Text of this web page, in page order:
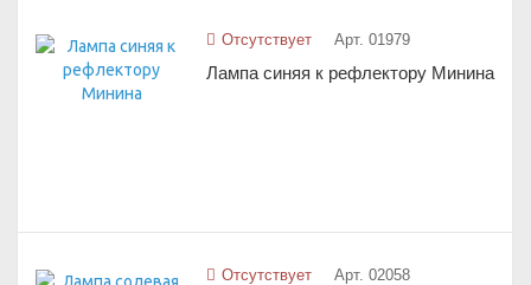
Отсутствует Арт. 01979
Лампа синяя к рефлектору Минина
Отсутствует Арт. 02058